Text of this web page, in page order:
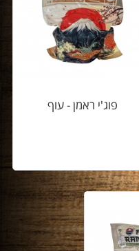
פוג'י ראמן - עוף